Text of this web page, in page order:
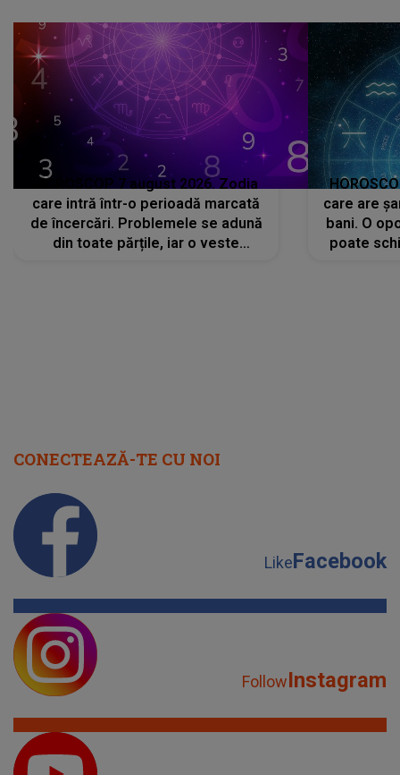
HOROSCOP 7 august 2026. Zodia
care intră într-o perioadă marcată
de încercări. Problemele se adună
din toate părțile, iar o veste
care are
bani. O
poate
CONECTEAZĂ-TE CU NOI
LikeFacebook
FollowInstagram